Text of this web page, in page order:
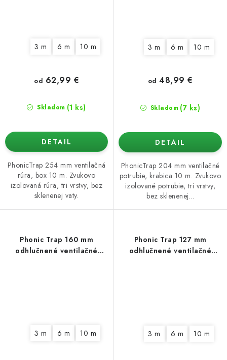
3 m 6 m 10 m
Skladom (1 ks)
od 62,99 €
DETAIL
PhonicTrap 254 mm ventilačná
rúra, box 10 m. Zvukovo
izolovaná rúra, tri vrstvy, bez
sklenenej vaty.
3 m 6 m 10 m
Skladom (7 ks)
od 48,99 €
DETAIL
PhonicTrap 204 mm ventilačné
potrubie, krabica 10 m. Zvukovo
izolované potrubie, tri vrstvy,
bez sklenenej...
Phonic Trap 160 mm
odhlučnené ventilačné
3 m 6 m 10 m
Phonic Trap 127 mm
odhlučnené ventilačné
3 m 6 m 10 m